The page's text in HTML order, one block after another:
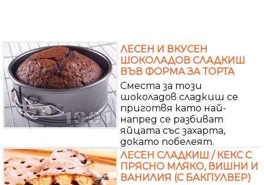
ЛЕСЕН И ВКУСЕН
ШОКОЛАДОВ СЛАДКИШ
ВЪВ ФОРМА ЗА ТОРТА
Сместа за този
шоколадов сладкиш се
приготвя като най-
напред се разбиват
яйцата със захарта,
докато побелеят.
ЛЕСЕН СЛАДКИШ / КЕКС С
ПРЯСНО МЛЯКО, ВИШНИ И
ВАНИЛИЯ (С БАКПУЛВЕР)